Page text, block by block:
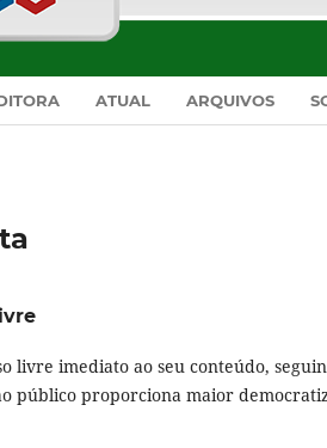
ATUAL ARQUIVOS
livre imediato ao seu conteúdo,
público proporciona maior